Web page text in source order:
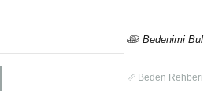
Bedenimi Bul
Beden Rehberi